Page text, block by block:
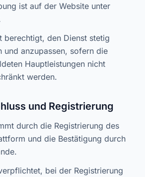
ist auf der Website unter
berechtigt, den Dienst stetig
und anzupassen, sofern die
Hauptleistungen nicht
werden.
und Registrierung
durch die Registrierung des
und die Bestätigung durch
bei der Registrierung